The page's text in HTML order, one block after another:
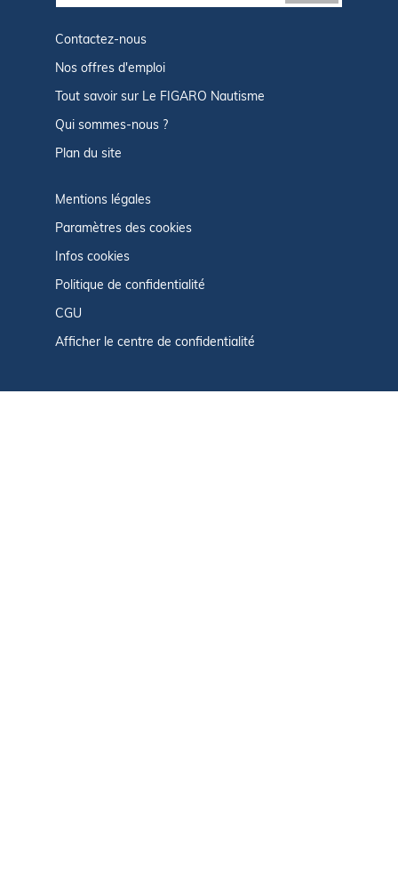
Contactez-nous
Nos offres d'emploi
Tout savoir sur Le FIGARO Nautisme
Qui sommes-nous ?
Plan du site
Mentions légales
Paramètres des cookies
Infos cookies
Politique de confidentialité
CGU
Afficher le centre de confidentialité